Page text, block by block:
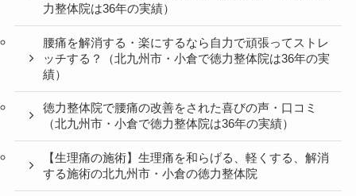
力整体院は36年の実績）
腰痛を解消する・楽にするなら自力で頑張ってストレ
ッチする？（北九州市・小倉で徳力整体院は36年の実
績）
徳力整体院で腰痛の改善をされた喜びの声・口コミ
（北九州市・小倉で徳力整体院は36年の実績）
【生理痛の施術】生理痛を和らげる、軽くする、解消
する施術の北九州市・小倉の徳力整体院